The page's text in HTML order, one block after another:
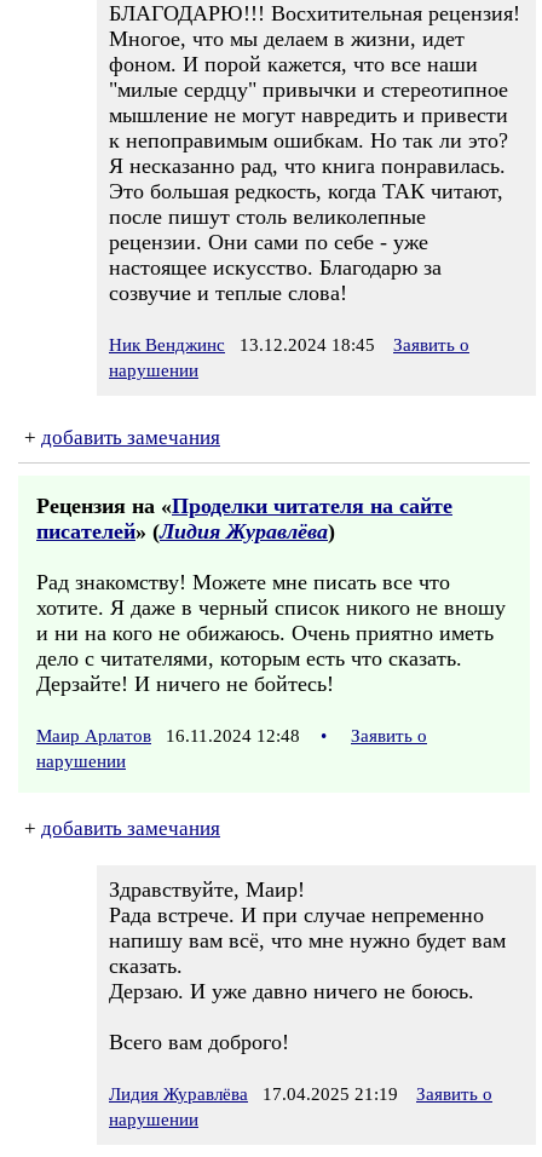
БЛАГОДАРЮ!!! Восхитительная рецензия!
Многое, что мы делаем в жизни, идет
фоном. И порой кажется, что все наши
"милые сердцу" привычки и стереотипное
мышление не могут навредить и привести
к непоправимым ошибкам. Но так ли это?
Я несказанно рад, что книга понравилась.
Это большая редкость, когда ТАК читают,
после пишут столь великолепные
рецензии. Они сами по себе - уже
настоящее искусство. Благодарю за
созвучие и теплые слова!
Ник Венджинс 13.12.2024 18:45
Заявить о
нарушении
+ добавить замечания
Рецензия на «Проделки читателя на сайте
писателей» (Лидия Журавлёва)
Рад знакомству! Можете мне писать все что
хотите. Я даже в черный список никого не вношу
и ни на кого не обижаюсь. Очень приятно иметь
дело с читателями, которым есть что сказать.
Дерзайте! И ничего не бойтесь!
Маир Арлатов 16.11.2024 12:48 •
Заявить о
нарушении
+ добавить замечания
Здравствуйте, Маир!
Рада встрече. И при случае непременно
напишу вам всё, что мне нужно будет вам
сказать.
Дерзаю. И уже давно ничего не боюсь.
Всего вам доброго!
Лидия Журавлёва 17.04.2025 21:19
Заявить о
нарушении